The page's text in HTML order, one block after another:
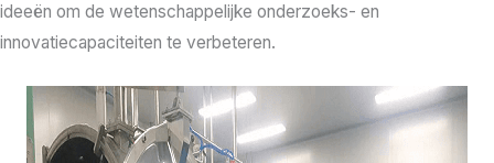
ideeën om de wetenschappelijke onderzoeks- en
innovatiecapaciteiten te verbeteren.